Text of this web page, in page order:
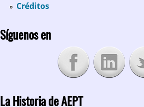
Créditos
Síguenos en
La Historia de AEPT